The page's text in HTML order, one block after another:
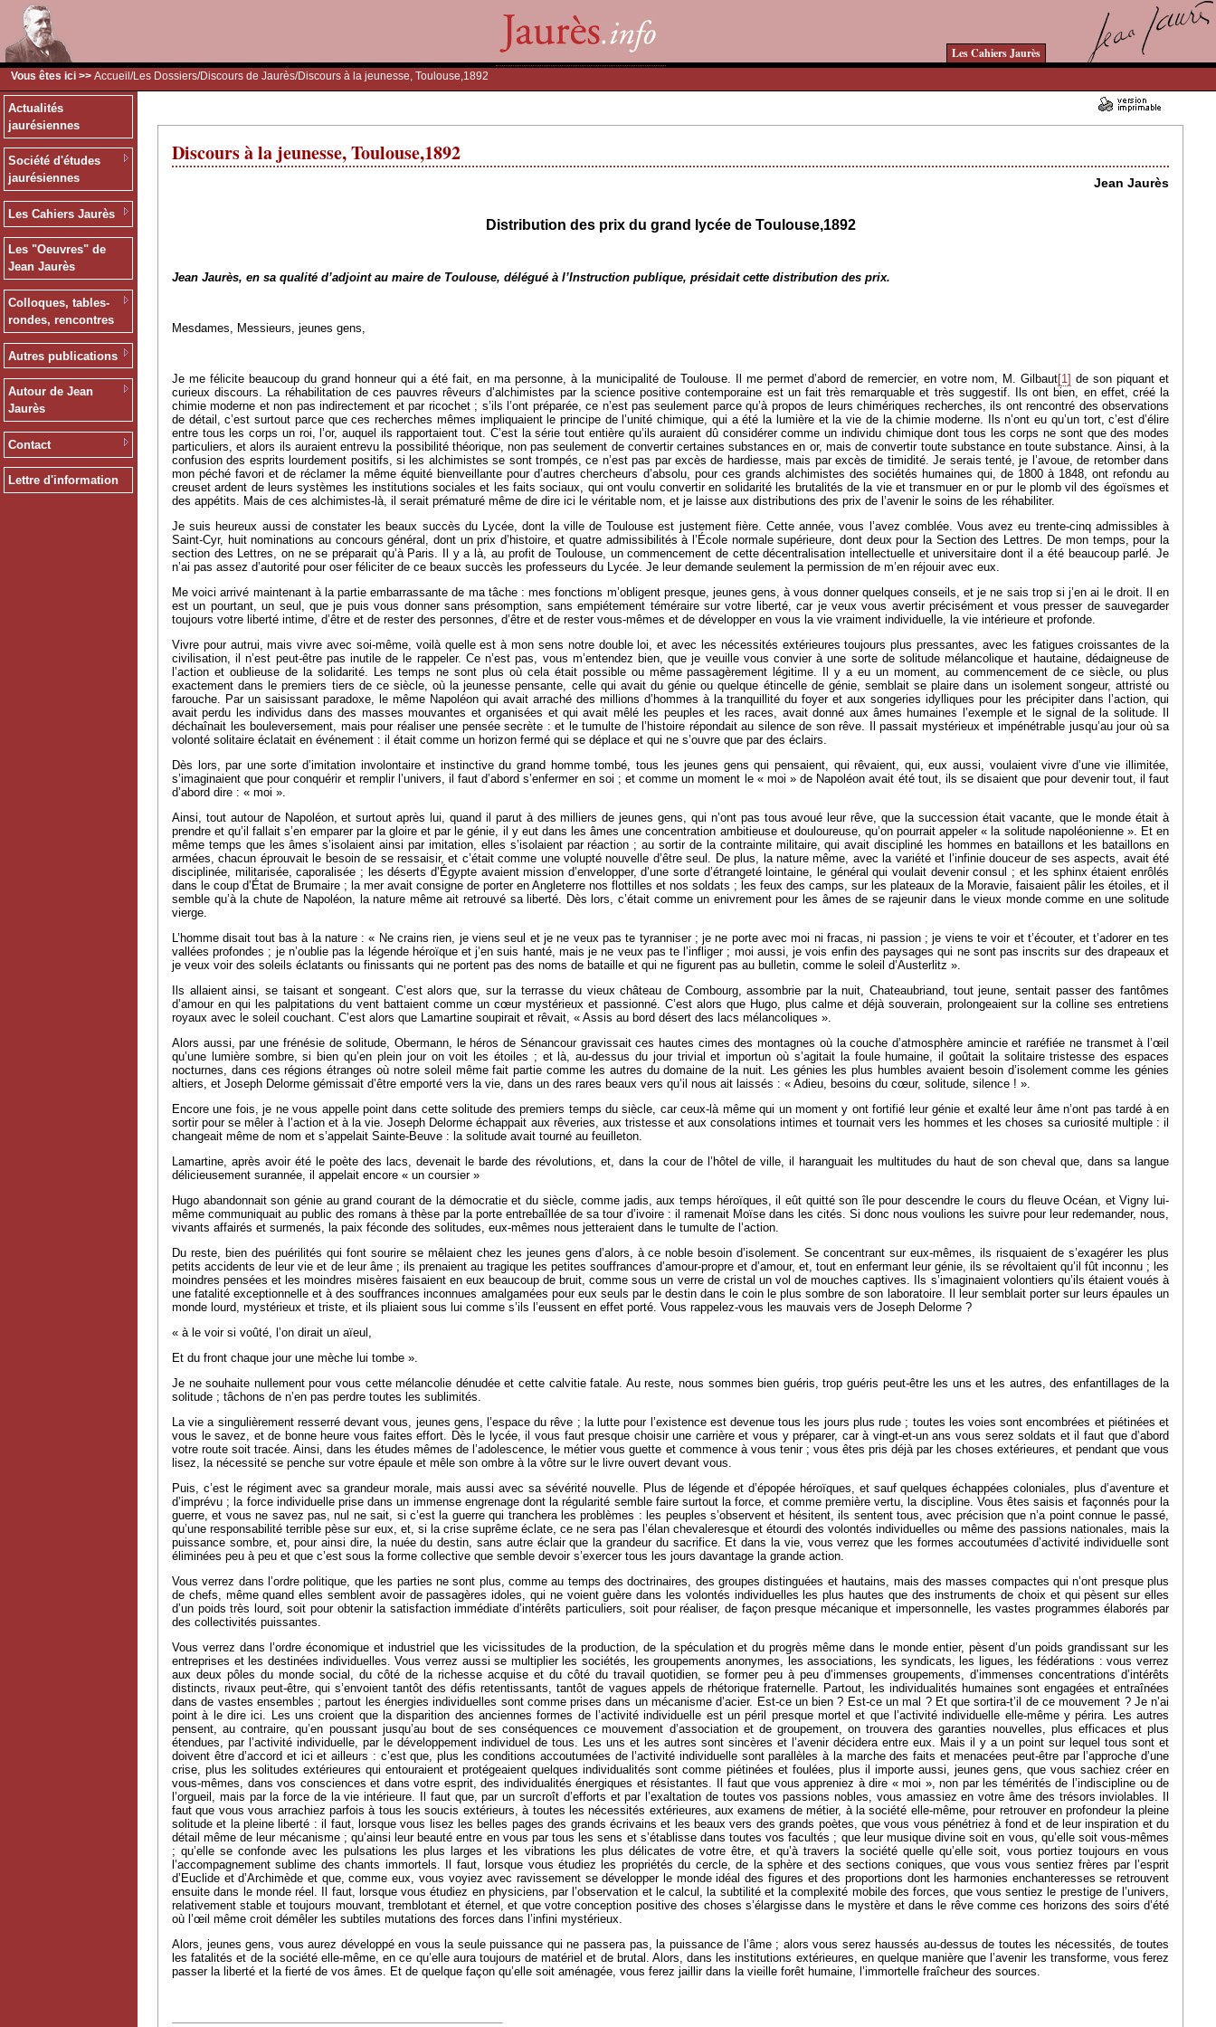
Les Cahiers Jaurès
Vous êtes ici >> Accueil /Les Dossiers/Discours de Jaurès/Discours à la jeunesse, Toulouse,1892
Actualités
jaurésiennes
Société d'études
jaurésiennes
Les Cahiers Jaurès
Les "Oeuvres" de
Jean Jaurès
Colloques, tables-
rondes, rencontres
Autres publications
Autour de Jean
Jaurès
Contact
Lettre d'information
Discours à la jeunesse, Toulouse,1892
Jean Jaurès
Distribution des prix du grand lycée de Toulouse,1892
Jean Jaurès, en sa qualité d’adjoint au maire de Toulouse, délégué à l’Instruction publique, présidait cette distribution des prix.
Mesdames, Messieurs, jeunes gens,
Je me félicite beaucoup du grand honneur qui a été fait, en ma personne, à la municipalité de Toulouse. Il me permet d’abord de remercier, en votre nom, M. Gilbaut[1] de son piquant et
curieux discours. La réhabilitation de ces pauvres rêveurs d’alchimistes par la science positive contemporaine est un fait très remarquable et très suggestif. Ils ont bien, en effet, créé la
chimie moderne et non pas indirectement et par ricochet ; s’ils l’ont préparée, ce n’est pas seulement parce qu’à propos de leurs chimériques recherches, ils ont rencontré des observations
de détail, c’est surtout parce que ces recherches mêmes impliquaient le principe de l’unité chimique, qui a été la lumière et la vie de la chimie moderne. Ils n’ont eu qu’un tort, c’est d’élire
entre tous les corps un roi, l’or, auquel ils rapportaient tout. C’est la série tout entière qu’ils auraient dû considérer comme un individu chimique dont tous les corps ne sont que des modes
particuliers, et alors ils auraient entrevu la possibilité théorique, non pas seulement de convertir certaines substances en or, mais de convertir toute substance en toute substance. Ainsi, à la
confusion des esprits lourdement positifs, si les alchimistes se sont trompés, ce n’est pas par excès de hardiesse, mais par excès de timidité. Je serais tenté, je l’avoue, de retomber dans
mon péché favori et de réclamer la même équité bienveillante pour d’autres chercheurs d’absolu, pour ces grands alchimistes des sociétés humaines qui, de 1800 à 1848, ont refondu au
creuset ardent de leurs systèmes les institutions sociales et les faits sociaux, qui ont voulu convertir en solidarité les brutalités de la vie et transmuer en or pur le plomb vil des égoïsmes et
des appétits. Mais de ces alchimistes-là, il serait prématuré même de dire ici le véritable nom, et je laisse aux distributions des prix de l’avenir le soins de les réhabiliter.
Je suis heureux aussi de constater les beaux succès du Lycée, dont la ville de Toulouse est justement fière. Cette année, vous l’avez comblée. Vous avez eu trente-cinq admissibles à
Saint-Cyr, huit nominations au concours général, dont un prix d’histoire, et quatre admissibilités à l’École normale supérieure, dont deux pour la Section des Lettres. De mon temps, pour la
section des Lettres, on ne se préparait qu’à Paris. Il y a là, au profit de Toulouse, un commencement de cette décentralisation intellectuelle et universitaire dont il a été beaucoup parlé. Je
n’ai pas assez d’autorité pour oser féliciter de ce beaux succès les professeurs du Lycée. Je leur demande seulement la permission de m’en réjouir avec eux.
Me voici arrivé maintenant à la partie embarrassante de ma tâche : mes fonctions m’obligent presque, jeunes gens, à vous donner quelques conseils, et je ne sais trop si j’en ai le droit. Il en
est un pourtant, un seul, que je puis vous donner sans présomption, sans empiétement téméraire sur votre liberté, car je veux vous avertir précisément et vous presser de sauvegarder
toujours votre liberté intime, d’être et de rester des personnes, d’être et de rester vous-mêmes et de développer en vous la vie vraiment individuelle, la vie intérieure et profonde.
Vivre pour autrui, mais vivre avec soi-même, voilà quelle est à mon sens notre double loi, et avec les nécessités extérieures toujours plus pressantes, avec les fatigues croissantes de la
civilisation, il n’est peut-être pas inutile de le rappeler. Ce n’est pas, vous m’entendez bien, que je veuille vous convier à une sorte de solitude mélancolique et hautaine, dédaigneuse de
l’action et oublieuse de la solidarité. Les temps ne sont plus où cela était possible ou même passagèrement légitime. Il y a eu un moment, au commencement de ce siècle, ou plus
exactement dans le premiers tiers de ce siècle, où la jeunesse pensante, celle qui avait du génie ou quelque étincelle de génie, semblait se plaire dans un isolement songeur, attristé ou
farouche. Par un saisissant paradoxe, le même Napoléon qui avait arraché des millions d’hommes à la tranquillité du foyer et aux songeries idylliques pour les précipiter dans l’action, qui
avait perdu les individus dans des masses mouvantes et organisées et qui avait mêlé les peuples et les races, avait donné aux âmes humaines l’exemple et le signal de la solitude. Il
déchaînait les bouleversement, mais pour réaliser une pensée secrète : et le tumulte de l’histoire répondait au silence de son rêve. Il passait mystérieux et impénétrable jusqu’au jour où sa
volonté solitaire éclatait en événement : il était comme un horizon fermé qui se déplace et qui ne s’ouvre que par des éclairs.
Dès lors, par une sorte d’imitation involontaire et instinctive du grand homme tombé, tous les jeunes gens qui pensaient, qui rêvaient, qui, eux aussi, voulaient vivre d’une vie illimitée,
s’imaginaient que pour conquérir et remplir l’univers, il faut d’abord s’enfermer en soi ; et comme un moment le « moi » de Napoléon avait été tout, ils se disaient que pour devenir tout, il faut
d’abord dire : « moi ».
Ainsi, tout autour de Napoléon, et surtout après lui, quand il parut à des milliers de jeunes gens, qui n’ont pas tous avoué leur rêve, que la succession était vacante, que le monde était à
prendre et qu’il fallait s’en emparer par la gloire et par le génie, il y eut dans les âmes une concentration ambitieuse et douloureuse, qu’on pourrait appeler « la solitude napoléonienne ». Et en
même temps que les âmes s’isolaient ainsi par imitation, elles s’isolaient par réaction ; au sortir de la contrainte militaire, qui avait discipliné les hommes en bataillons et les bataillons en
armées, chacun éprouvait le besoin de se ressaisir, et c’était comme une volupté nouvelle d’être seul. De plus, la nature même, avec la variété et l’infinie douceur de ses aspects, avait été
disciplinée, militarisée, caporalisée ; les déserts d’Égypte avaient mission d’envelopper, d’une sorte d’étrangeté lointaine, le général qui voulait devenir consul ; et les sphinx étaient enrôlés
dans le coup d’État de Brumaire ; la mer avait consigne de porter en Angleterre nos flottilles et nos soldats ; les feux des camps, sur les plateaux de la Moravie, faisaient pâlir les étoiles, et il
semble qu’à la chute de Napoléon, la nature même ait retrouvé sa liberté. Dès lors, c’était comme un enivrement pour les âmes de se rajeunir dans le vieux monde comme en une solitude
vierge.
L’homme disait tout bas à la nature : « Ne crains rien, je viens seul et je ne veux pas te tyranniser ; je ne porte avec moi ni fracas, ni passion ; je viens te voir et t’écouter, et t’adorer en tes
vallées profondes ; je n’oublie pas la légende héroïque et j’en suis hanté, mais je ne veux pas te l’infliger ; moi aussi, je vois enfin des paysages qui ne sont pas inscrits sur des drapeaux et
je veux voir des soleils éclatants ou finissants qui ne portent pas des noms de bataille et qui ne figurent pas au bulletin, comme le soleil d’Austerlitz ».
Ils allaient ainsi, se taisant et songeant. C’est alors que, sur la terrasse du vieux château de Combourg, assombrie par la nuit, Chateaubriand, tout jeune, sentait passer des fantômes
d’amour en qui les palpitations du vent battaient comme un cœur mystérieux et passionné. C’est alors que Hugo, plus calme et déjà souverain, prolongeaient sur la colline ses entretiens
royaux avec le soleil couchant. C’est alors que Lamartine soupirait et rêvait, « Assis au bord désert des lacs mélancoliques ».
Alors aussi, par une frénésie de solitude, Obermann, le héros de Sénancour gravissait ces hautes cimes des montagnes où la couche d’atmosphère amincie et raréfiée ne transmet à l’œil
qu’une lumière sombre, si bien qu’en plein jour on voit les étoiles ; et là, au-dessus du jour trivial et importun où s’agitait la foule humaine, il goûtait la solitaire tristesse des espaces
nocturnes, dans ces régions étranges où notre soleil même fait partie comme les autres du domaine de la nuit. Les génies les plus humbles avaient besoin d’isolement comme les génies
altiers, et Joseph Delorme gémissait d’être emporté vers la vie, dans un des rares beaux vers qu’il nous ait laissés : « Adieu, besoins du cœur, solitude, silence ! ».
Encore une fois, je ne vous appelle point dans cette solitude des premiers temps du siècle, car ceux-là même qui un moment y ont fortifié leur génie et exalté leur âme n’ont pas tardé à en
sortir pour se mêler à l’action et à la vie. Joseph Delorme échappait aux rêveries, aux tristesse et aux consolations intimes et tournait vers les hommes et les choses sa curiosité multiple : il
changeait même de nom et s’appelait Sainte-Beuve : la solitude avait tourné au feuilleton.
Lamartine, après avoir été le poète des lacs, devenait le barde des révolutions, et, dans la cour de l’hôtel de ville, il haranguait les multitudes du haut de son cheval que, dans sa langue
délicieusement surannée, il appelait encore « un coursier »
Hugo abandonnait son génie au grand courant de la démocratie et du siècle, comme jadis, aux temps héroïques, il eût quitté son île pour descendre le cours du fleuve Océan, et Vigny lui-
même communiquait au public des romans à thèse par la porte entrebaîllée de sa tour d’ivoire : il ramenait Moïse dans les cités. Si donc nous voulions les suivre pour leur redemander, nous,
vivants affairés et surmenés, la paix féconde des solitudes, eux-mêmes nous jetteraient dans le tumulte de l’action.
Du reste, bien des puérilités qui font sourire se mêlaient chez les jeunes gens d’alors, à ce noble besoin d’isolement. Se concentrant sur eux-mêmes, ils risquaient de s’exagérer les plus
petits accidents de leur vie et de leur âme ; ils prenaient au tragique les petites souffrances d’amour-propre et d’amour, et, tout en enfermant leur génie, ils se révoltaient qu’il fût inconnu ; les
moindres pensées et les moindres misères faisaient en eux beaucoup de bruit, comme sous un verre de cristal un vol de mouches captives. Ils s’imaginaient volontiers qu’ils étaient voués à
une fatalité exceptionnelle et à des souffrances inconnues amalgamées pour eux seuls par le destin dans le coin le plus sombre de son laboratoire. Il leur semblait porter sur leurs épaules un
monde lourd, mystérieux et triste, et ils pliaient sous lui comme s’ils l’eussent en effet porté. Vous rappelez-vous les mauvais vers de Joseph Delorme ?
« à le voir si voûté, l’on dirait un aïeul,
Et du front chaque jour une mèche lui tombe ».
Je ne souhaite nullement pour vous cette mélancolie dénudée et cette calvitie fatale. Au reste, nous sommes bien guéris, trop guéris peut-être les uns et les autres, des enfantillages de la
solitude ; tâchons de n’en pas perdre toutes les sublimités.
La vie a singulièrement resserré devant vous, jeunes gens, l’espace du rêve ; la lutte pour l’existence est devenue tous les jours plus rude ; toutes les voies sont encombrées et piétinées et
vous le savez, et de bonne heure vous faites effort. Dès le lycée, il vous faut presque choisir une carrière et vous y préparer, car à vingt-et-un ans vous serez soldats et il faut que d’abord
votre route soit tracée. Ainsi, dans les études mêmes de l’adolescence, le métier vous guette et commence à vous tenir ; vous êtes pris déjà par les choses extérieures, et pendant que vous
lisez, la nécessité se penche sur votre épaule et mêle son ombre à la vôtre sur le livre ouvert devant vous.
Puis, c’est le régiment avec sa grandeur morale, mais aussi avec sa sévérité nouvelle. Plus de légende et d’épopée héroïques, et sauf quelques échappées coloniales, plus d’aventure et
d’imprévu ; la force individuelle prise dans un immense engrenage dont la régularité semble faire surtout la force, et comme première vertu, la discipline. Vous êtes saisis et façonnés pour la
guerre, et vous ne savez pas, nul ne sait, si c’est la guerre qui tranchera les problèmes : les peuples s’observent et hésitent, ils sentent tous, avec précision que n’a point connue le passé,
qu’une responsabilité terrible pèse sur eux, et, si la crise suprême éclate, ce ne sera pas l’élan chevaleresque et étourdi des volontés individuelles ou même des passions nationales, mais la
puissance sombre, et, pour ainsi dire, la nuée du destin, sans autre éclair que la grandeur du sacrifice. Et dans la vie, vous verrez que les formes accoutumées d’activité individuelle sont
éliminées peu à peu et que c’est sous la forme collective que semble devoir s’exercer tous les jours davantage la grande action.
Vous verrez dans l’ordre politique, que les parties ne sont plus, comme au temps des doctrinaires, des groupes distinguées et hautains, mais des masses compactes qui n’ont presque plus
de chefs, même quand elles semblent avoir de passagères idoles, qui ne voient guère dans les volontés individuelles les plus hautes que des instruments de choix et qui pèsent sur elles
d’un poids très lourd, soit pour obtenir la satisfaction immédiate d’intérêts particuliers, soit pour réaliser, de façon presque mécanique et impersonnelle, les vastes programmes élaborés par
des collectivités puissantes.
Vous verrez dans l’ordre économique et industriel que les vicissitudes de la production, de la spéculation et du progrès même dans le monde entier, pèsent d’un poids grandissant sur les
entreprises et les destinées individuelles. Vous verrez aussi se multiplier les sociétés, les groupements anonymes, les associations, les syndicats, les ligues, les fédérations : vous verrez
aux deux pôles du monde social, du côté de la richesse acquise et du côté du travail quotidien, se former peu à peu d’immenses groupements, d’immenses concentrations d’intérêts
distincts, rivaux peut-être, qui s’envoient tantôt des défis retentissants, tantôt de vagues appels de rhétorique fraternelle. Partout, les individualités humaines sont engagées et entraînées
dans de vastes ensembles ; partout les énergies individuelles sont comme prises dans un mécanisme d’acier. Est-ce un bien ? Est-ce un mal ? Et que sortira-t’il de ce mouvement ? Je n’ai
point à le dire ici. Les uns croient que la disparition des anciennes formes de l’activité individuelle est un péril presque mortel et que l’activité individuelle elle-même y périra. Les autres
pensent, au contraire, qu’en poussant jusqu’au bout de ses conséquences ce mouvement d’association et de groupement, on trouvera des garanties nouvelles, plus efficaces et plus
étendues, par l’activité individuelle, par le développement individuel de tous. Les uns et les autres sont sincères et l’avenir décidera entre eux. Mais il y a un point sur lequel tous sont et
doivent être d’accord et ici et ailleurs : c’est que, plus les conditions accoutumées de l’activité individuelle sont parallèles à la marche des faits et menacées peut-être par l’approche d’une
crise, plus les solitudes extérieures qui entouraient et protégeaient quelques individualités sont comme piétinées et foulées, plus il importe aussi, jeunes gens, que vous sachiez créer en
vous-mêmes, dans vos consciences et dans votre esprit, des individualités énergiques et résistantes. Il faut que vous appreniez à dire « moi », non par les témérités de l’indiscipline ou de
l’orgueil, mais par la force de la vie intérieure. Il faut que, par un surcroît d’efforts et par l’exaltation de toutes vos passions nobles, vous amassiez en votre âme des trésors inviolables. Il
faut que vous vous arrachiez parfois à tous les soucis extérieurs, à toutes les nécessités extérieures, aux examens de métier, à la société elle-même, pour retrouver en profondeur la pleine
solitude et la pleine liberté : il faut, lorsque vous lisez les belles pages des grands écrivains et les beaux vers des grands poètes, que vous vous pénétriez à fond et de leur inspiration et du
détail même de leur mécanisme ; qu’ainsi leur beauté entre en vous par tous les sens et s’établisse dans toutes vos facultés ; que leur musique divine soit en vous, qu’elle soit vous-mêmes
; qu’elle se confonde avec les pulsations les plus larges et les vibrations les plus délicates de votre être, et qu’à travers la société quelle qu’elle soit, vous portiez toujours en vous
l’accompagnement sublime des chants immortels. Il faut, lorsque vous étudiez les propriétés du cercle, de la sphère et des sections coniques, que vous vous sentiez frères par l’esprit
d’Euclide et d’Archimède et que, comme eux, vous voyiez avec ravissement se développer le monde idéal des figures et des proportions dont les harmonies enchanteresses se retrouvent
ensuite dans le monde réel. Il faut, lorsque vous étudiez en physiciens, par l’observation et le calcul, la subtilité et la complexité mobile des forces, que vous sentiez le prestige de l’univers,
relativement stable et toujours mouvant, tremblotant et éternel, et que votre conception positive des choses s’élargisse dans le mystère et dans le rêve comme ces horizons des soirs d’été
où l’œil même croit démêler les subtiles mutations des forces dans l’infini mystérieux.
Alors, jeunes gens, vous aurez développé en vous la seule puissance qui ne passera pas, la puissance de l’âme ; alors vous serez haussés au-dessus de toutes les nécessités, de toutes
les fatalités et de la société elle-même, en ce qu’elle aura toujours de matériel et de brutal. Alors, dans les institutions extérieures, en quelque manière que l’avenir les transforme, vous ferez
passer la liberté et la fierté de vos âmes. Et de quelque façon qu’elle soit aménagée, vous ferez jaillir dans la vieille forêt humaine, l’immortelle fraîcheur des sources.